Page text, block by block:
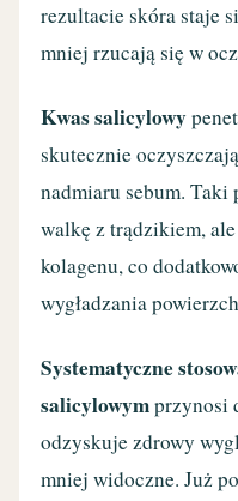
rezultacie skóra staje
mniej rzucają się w
Kwas salicylowy
skutecznie
nadmiaru sebum. Taki
walkę z trądzikiem,
kolagenu, co
wygładzania
Systematyczne
salicylowymprzynosi
odzyskuje zdrowy
mniej widoczne. Już